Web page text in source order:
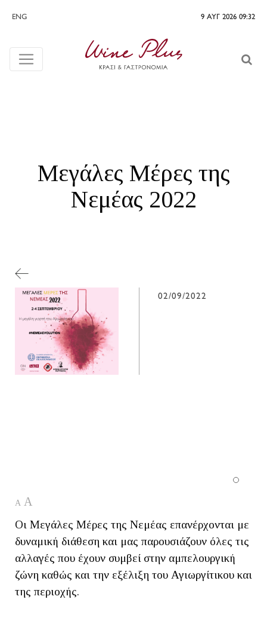
ENG 9 ΑΥΓ 2026 09:32
Μεγάλες Μέρες της
Νεμέας 2022
02/09/2022
A A
Οι Μεγάλες Μέρες της Νεμέας επανέρχονται με
δυναμική διάθεση και μας παρουσιάζουν όλες τις
αλλαγές που έχουν συμβεί στην αμπελουργική
ζώνη καθώς και την εξέλιξη του Αγιωργίτικου και
της περιοχής.